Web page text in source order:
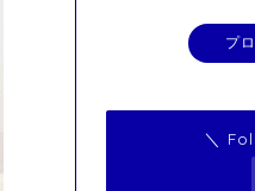
プ
＼